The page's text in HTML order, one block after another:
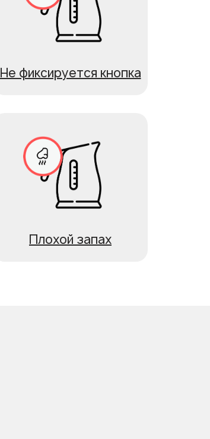
Не фиксируется кнопка
Плохой запах